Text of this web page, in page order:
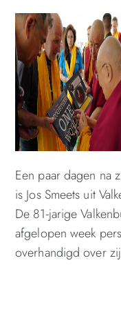
Een paar dagen na
is Jos Smeets uit
De 81-jarige
afgelopen week
overhandigd over